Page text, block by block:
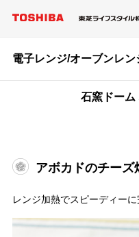
電子レンジ/オーブンレン
石窯ドーム
アボカドのチーズ
レンジ加熱でスピーディーに